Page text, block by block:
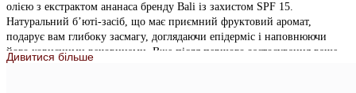
олією з екстрактом ананаса бренду Bali із захистом SPF 15.
Натуральний б’юті-засіб, що має приємний фруктовий аромат,
подарує вам глибоку засмагу, доглядаючи епідерміс і наповнюючи
його корисними речовинами. Вже після першого застосування ваше
тіло набуде глибокого сяйва, природним чином покращуючи тонус і
Дивитися більше